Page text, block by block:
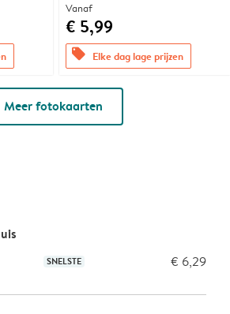
Vanaf
€ 5,99
offers Elke dag lage prijzen
Meer fotokaarten
SNELSTE € 6,29